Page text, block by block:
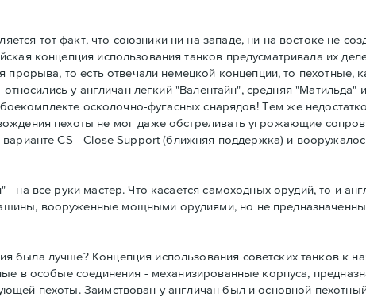
тот факт, что союзники ни на западе, ни на востоке не
концепция использования танков предусматривала их
то есть отвечали немецкой концепции, то пехотные,
у англичан легкий "Валентайн", средняя "Матильда"
осколочно-фугасных снарядов! Тем же
пехоты не мог даже обстреливать угрожающие
CS - Close Support (ближняя поддержка) и
все руки мастер. Что касается самоходных орудий, то и
вооруженные мощными орудиями, но не
лучше? Концепция использования советских танков к
в особые соединения - механизированные корпуса,
пехоты. Заимствован у англичан был и основной